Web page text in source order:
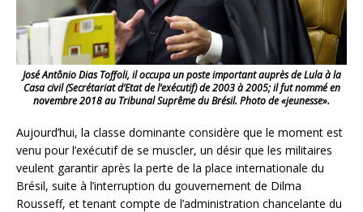
José Antônio Dias Toffoli, il occupa un poste important auprès de Lula à la
Casa civil (Secrétariat d’Etat de l’exécutif) de 2003 à 2005; il fut nommé en
novembre 2018 au Tribunal Suprême du Brésil. Photo de «jeunesse».
Aujourd’hui, la classe dominante considère que le moment est
venu pour l’exécutif de se muscler, un désir que les militaires
veulent garantir après la perte de la place internationale du
Brésil, suite à l’interruption du gouvernement de Dilma
Rousseff, et tenant compte de l’administration chancelante du